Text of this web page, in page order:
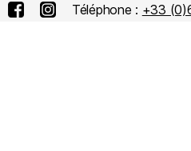
Téléphone : +33